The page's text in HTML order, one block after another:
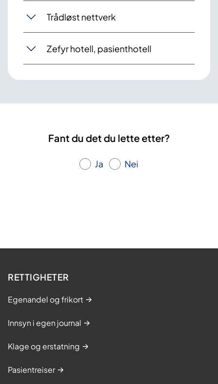
Trådløst nettverk
Zefyr hotell, pasienthotell
Fant du det du lette etter?
Ja Nei
RETTIGHETER
Egenandel og frikort
Innsyn i egen journal
Klage og erstatning
Pasientreiser